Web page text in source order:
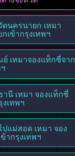
ดนครนายก เหมา
เข้ากรุงเทพฯ
ย์ เหมาจองแท็กซี่จาก
านี เหมา จองแท็กซี่
เทพฯ
แม่สอด เหมา จอง
ากรุงเทพฯ